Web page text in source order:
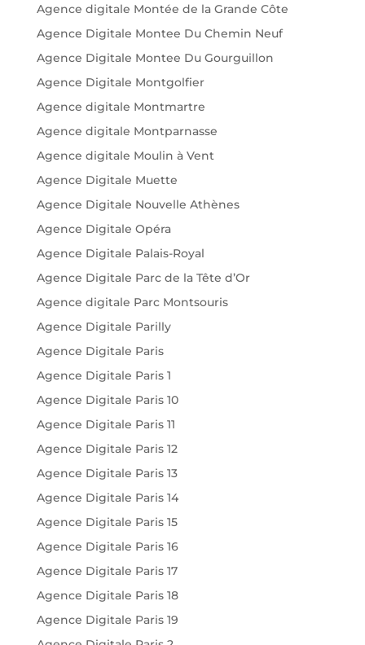
Agence digitale Montée de la Grande Côte
Agence Digitale Montee Du Chemin Neuf
Agence Digitale Montee Du Gourguillon
Agence Digitale Montgolfier
Agence digitale Montmartre
Agence digitale Montparnasse
Agence digitale Moulin à Vent
Agence Digitale Muette
Agence Digitale Nouvelle Athènes
Agence Digitale Opéra
Agence Digitale Palais-Royal
Agence Digitale Parc de la Tête d’Or
Agence digitale Parc Montsouris
Agence Digitale Parilly
Agence Digitale Paris
Agence Digitale Paris 1
Agence Digitale Paris 10
Agence Digitale Paris 11
Agence Digitale Paris 12
Agence Digitale Paris 13
Agence Digitale Paris 14
Agence Digitale Paris 15
Agence Digitale Paris 16
Agence Digitale Paris 17
Agence Digitale Paris 18
Agence Digitale Paris 19